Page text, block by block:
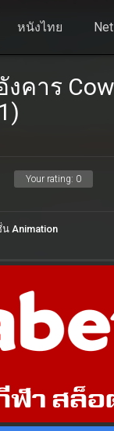
หนังไทย
คาร
Your rating: 0
Animation